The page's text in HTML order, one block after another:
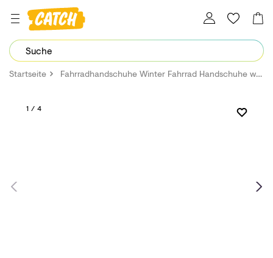
Dein Password wurde erfolgreich geändert.
Startseite Fahrradhandschuhe Winter Fahrrad Handschuhe wasserdichte Membrane + Touchscreen
1 / 4